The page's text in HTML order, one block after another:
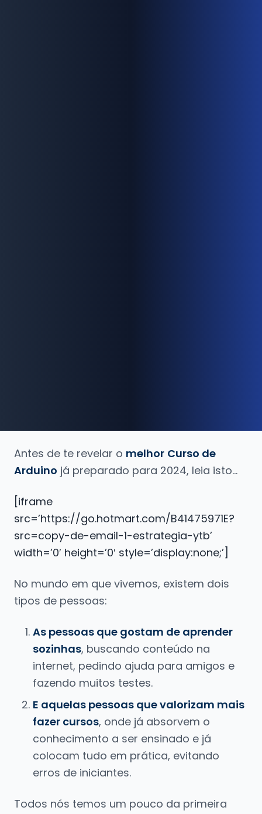
Antes de te revelar o melhor Curso de
Arduino já preparado para 2024, leia isto…
[iframe
src=’https://go.hotmart.com/B41475971E?
src=copy-de-email-1-estrategia-ytb’
width=’0′ height=’0′ style=’display:none;’]
No mundo em que vivemos, existem dois
tipos de pessoas:
As pessoas que gostam de aprender
sozinhas, buscando conteúdo na
internet, pedindo ajuda para amigos e
fazendo muitos testes.
E aquelas pessoas que valorizam mais
fazer cursos, onde já absorvem o
conhecimento a ser ensinado e já
colocam tudo em prática, evitando
erros de iniciantes.
Todos nós temos um pouco da primeira